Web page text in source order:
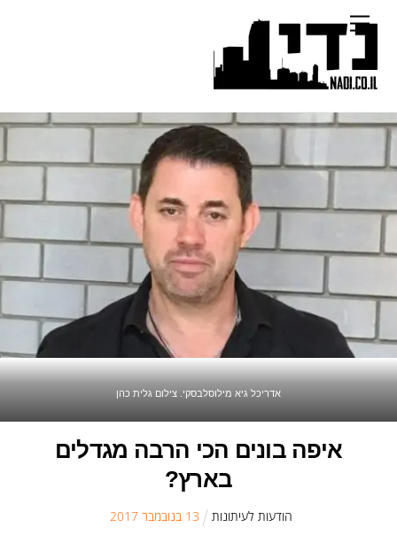
content
Menu
אדריכל גיא מילוסלבסקי. צילום גלית כהן
איפה בונים הכי הרבה מגדלים
בארץ?
הודעות לעיתונות 13 בנובמבר 2017